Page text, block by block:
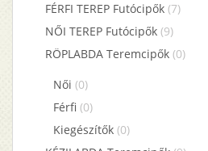
FÉRFI TEREP Futócipők (7)
NŐI TEREP Futócipők (9)
RÖPLABDA Teremcipők (0)
Női (0)
Férfi (0)
Kiegészítők (0)